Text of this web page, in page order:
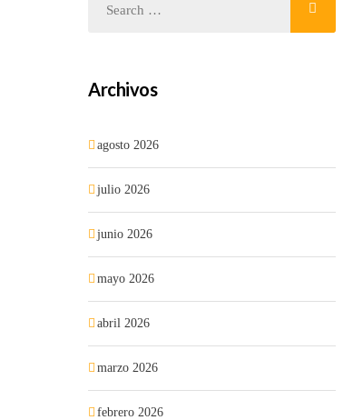
Archivos
agosto 2026
julio 2026
junio 2026
mayo 2026
abril 2026
marzo 2026
febrero 2026